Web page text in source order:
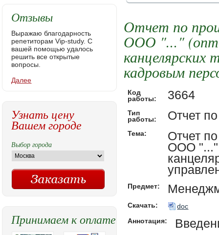
Отчет по
ООО "..."
канцелярских
кадровым
Код
работы:
3664
Тип
работы:
Отчет
Тема:
Отчет
ООО "..."
Предмет:
Скачать:
doc
Аннотация:
Отзывы
Выражаю благодарность
репетиторам Vip-study. С
вашей помощью удалось
решить все открытые
вопросы.
Далее
Узнать цену
Вашем городе
Выбор города
Принимаем к оплате